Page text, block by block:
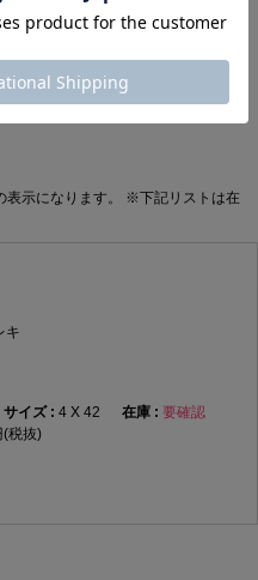
示になります。 ※下記リストは在
ありません。
表示になります。 ※下記リストは在
キ
4 X 42
要確認
税抜)